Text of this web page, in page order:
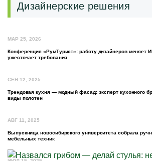
Дизайнерские решения
МАР 25, 2026
Конференция «РумТурист»: работу дизайнеров меняет
ужесточает требования
СЕН 12, 2025
Трендовая кухня — модный фасад: эксперт кухонного
виды полотен
АВГ 11, 2025
Выпускница новосибирского университета собрала
мебельных техник